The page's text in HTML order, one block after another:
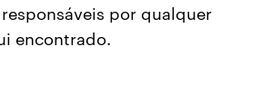
por qualquer
encontrado.